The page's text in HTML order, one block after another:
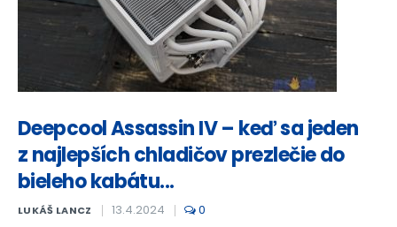
Deepcool Assassin IV – keď sa jeden
z najlepších chladičov prezlečie do
bieleho kabátu...
LUKÁŠ LANCZ 13.4.2024 0